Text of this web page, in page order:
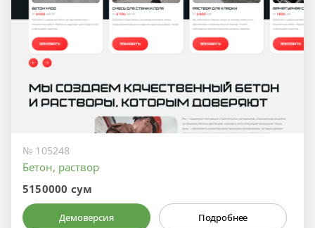
№ 105248
Бетон, раствор
5150000 сум
Демоверсия Подробнее